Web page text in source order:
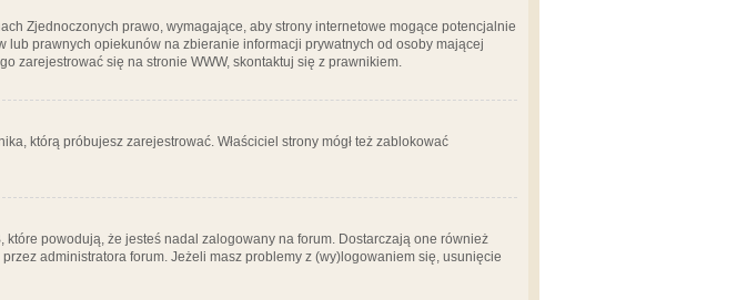
Zjednoczonych prawo, wymagające, aby strony internetowe mogące potencjalnie
prawnych opiekunów na zbieranie informacji prywatnych od osoby mającej
zarejestrować się na stronie WWW, skontaktuj się z prawnikiem.
którą próbujesz zarejestrować. Właściciel strony mógł też zablokować
które powodują, że jesteś nadal zalogowany na forum. Dostarczają one również
administratora forum. Jeżeli masz problemy z (wy)logowaniem się, usunięcie